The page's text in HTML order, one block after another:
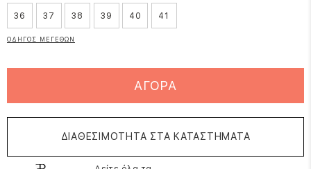
36 37 38 39 40 41
ΟΔΗΓΟΣ ΜΕΓΕΘΩΝ
ΑΓΟΡΑ
ΔΙΑΘΕΣΙΜΟΤΗΤΑ ΣΤΑ ΚΑΤΑΣΤΗΜΑΤΑ